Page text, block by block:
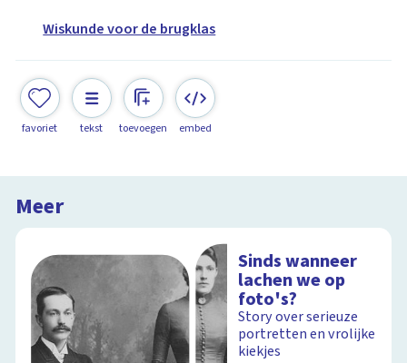
Wiskunde voor de brugklas
favoriet tekst toevoegen embed
Meer
Sinds wanneer
lachen we op
foto's?
Story over serieuze
portretten en vrolijke
kiekjes